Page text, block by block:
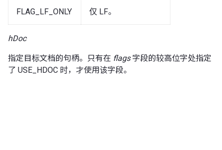
FLAG_LF_ONLY 仅 LF。
hDoc
指定目标文档的句柄。只有在 flags字段的较高位字处指定
了 USE_HDOC 时，才使用该字段。